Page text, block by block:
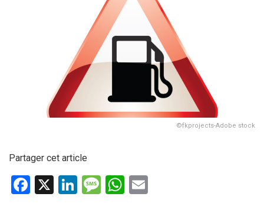
©fkprojects-Adobe stock
Partager cet article
F
X
Li
M W